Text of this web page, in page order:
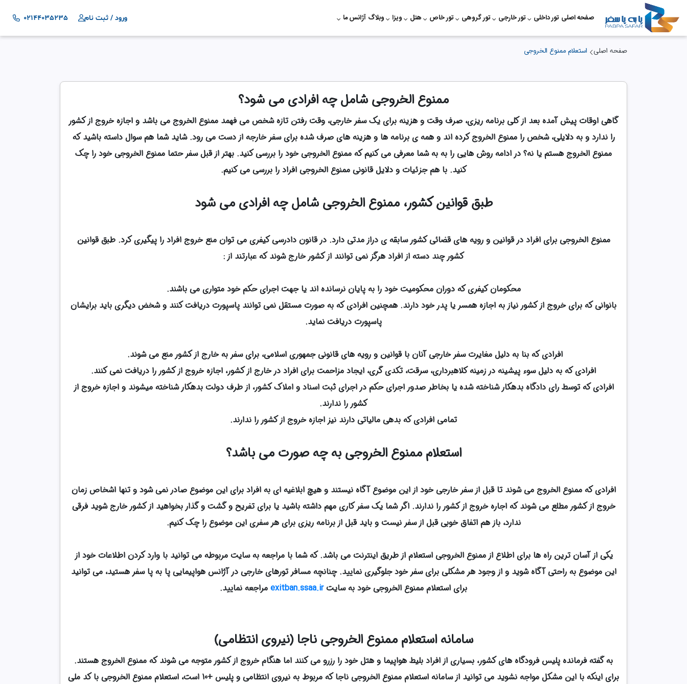
صفحه اصلی تور داخلی تور خارجی تور گروهی تور خاص هتل ویزا وبلاگ آژانس ما ورود / ثبت نام 02144035235
صفحه اصلی استعلام ممنوع الخروجی
ممنوع الخروجی شامل چه افرادی می شود؟
گاهی اوقات پیش آمده بعد از کلی برنامه ریزی، صرف وقت و هزینه برای یک سفر خارجی، وقت رفتن تازه شخص می فهمد ممنوع الخروج می باشد و اجازه خروج از کشور
را ندارد و به دلایلی، شخص را ممنوع الخروج کرده اند و همه ی برنامه ها و هزینه های صرف شده برای سفر خارجه از دست می رود. شاید شما هم سوال داسته باشید که
ممنوع الخروج هستم یا نه؟ در ادامه روش هایی را به به شما معرفی می کنیم که ممنوع الخروجی خود را بررسی کنید. بهتر از قبل سفر حتما ممنوع الخروجی خود را چک
کنید. با هم جزئیات و دلایل قانونی ممنوع الخروجی افراد را بررسی می کنیم.
طبق قوانین کشور، ممنوع الخروجی شامل چه افرادی می شود
ممنوع الخروجی برای افراد در قوانین و رویه های قضائی کشور سابقه ی دراز مدتی دارد. در قانون دادرسی کیفری می توان منع خروج افراد را پیگیری کرد. طبق قوانین
کشور چند دسته از افراد هرگز نمی توانند از کشور خارج شوند که عبارتند از :
محکومان کیفری که دوران محکومیت خود را به پایان نرسانده اند یا جهت اجرای حکم خود متواری می باشند.
بانوانی که برای خروج از کشور نیاز به اجازه همسر یا پدر خود دارند. همچنین افرادی که به صورت مستقل نمی توانند پاسپورت دریافت کنند و شخض دیگری باید برایشان
پاسپورت دریافت نماید.
افرادی که بنا به دلیل مغایرت سفر خارجی آنان با قوانین و رویه های قانونی جمهوری اسلامی، برای سفر به خارج از کشور منع می شوند.
افرادی که به دلیل سوء پیشینه در زمینه کلاهبرداری، سرقت، تکدی گری، ایجاد مزاحمت برای افراد در خارج از کشور، اجازه خروج از کشور را دریافت نمی کنند.
افرادی که توسط رای دادگاه بدهکار شناخته شده یا بخاطر صدور اجرای حکم در اجرای ثبت اسناد و املاک کشور، از طرف دولت بدهکار شناخته میشوند و اجازه خروج از
کشور را ندارند.
تمامی افرادی که بدهی مالیاتی دارند نیز اجازه خروج از کشور را ندارند.
استعلام ممنوع الخروجی به چه صورت می باشد؟
افرادی که ممنوع الخروج می شوند تا قبل از سفر خارجی خود از این موضوع آگاه نیستند و هیچ ابلاغیه ای به افراد برای این موضوع صادر نمی شود و تنها اشخاص زمان
خروج از کشور مطلع می شوند که اجاره خروج از کشور را ندارند. اگر شما یک سفر کاری مهم داشته باشید یا برای تفریح و گشت و گذار بخواهید از کشور خارج شوید فرقی
ندارد، باز هم اتفاق خوبی قبل از سفر نیست و باید قبل از برنامه ریزی برای هر سفری این موضوع را چک کنیم.
یکی از آسان ترین راه ها برای اطلاع از ممنوع الخروجی استعلام از طریق اینترنت می باشد. که شما با مراجعه به سایت مربوطه می توانید با وارد کردن اطلاعات خود از
این موضوع به راحتی آگاه شوید و از وجود هر مشکلی برای سفر خود جلوگیری نمایید. چنانچه مسافر تورهای خارجی در آژانس هواپیمایی پا به پا سفر هستید، می توانید
برای استعلام ممنوع الخروجی خود به سایتexitban.ssaa.ir مراجعه نمایید.
سامانه استعلام ممنوع الخروجی ناجا (نیروی انتظامی)
به گفته فرمانده پلیس فرودگاه های کشور، بسیاری از افراد بلیط هواپیما و هتل خود را رزرو می کنند اما هنگام خروج از کشور متوجه می شوند که ممنوع الخروج هستند.
برای اینکه با این مشکل مواجه نشوید می توانید از سامانه استعلام ممنوع الخروجی ناجا که مربوط به نیروی انتظامی و پلیس +10 است، استعلام ممنوع الخروجی با کد ملی